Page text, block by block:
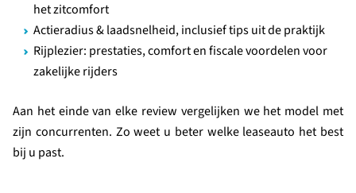
het zitcomfort
Actieradius & laadsnelheid, inclusief tips uit de praktijk
Rijplezier: prestaties, comfort en fiscale voordelen voor
zakelijke rijders
Aan het einde van elke review vergelijken we het model met
zijn concurrenten. Zo weet u beter welke leaseauto het best
bij u past.